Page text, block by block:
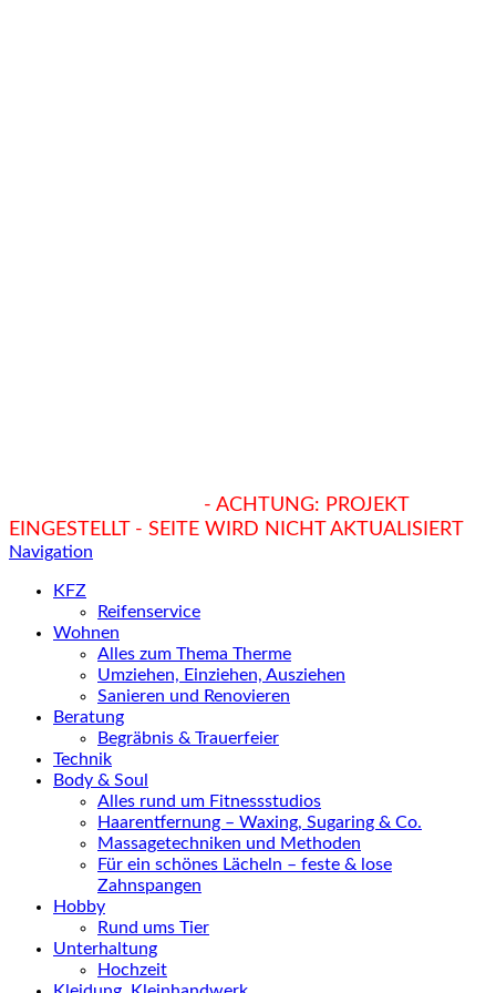
- ACHTUNG: PROJEKT
EINGESTELLT - SEITE WIRD NICHT AKTUALISIERT
Navigation
KFZ
Reifenservice
Wohnen
Alles zum Thema Therme
Umziehen, Einziehen, Ausziehen
Sanieren und Renovieren
Beratung
Begräbnis & Trauerfeier
Technik
Body & Soul
Alles rund um Fitnessstudios
Haarentfernung – Waxing, Sugaring & Co.
Massagetechniken und Methoden
Für ein schönes Lächeln – feste & lose
Zahnspangen
Hobby
Rund ums Tier
Unterhaltung
Hochzeit